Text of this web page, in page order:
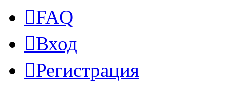
FAQ
Вход
Регистрация